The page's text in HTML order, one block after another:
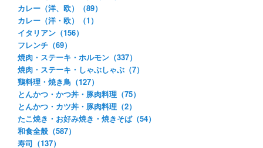
カレー（洋、欧）（89）
カレー（洋・欧）（1）
イタリアン（156）
フレンチ（69）
焼肉・ステーキ・ホルモン（337）
焼肉・ステーキ・しゃぶしゃぶ（7）
鶏料理・焼き鳥（127）
とんかつ・かつ丼・豚肉料理（75）
とんかつ・カツ丼・豚肉料理（2）
たこ焼き・お好み焼き・焼きそば（54）
和食全般（587）
寿司（137）